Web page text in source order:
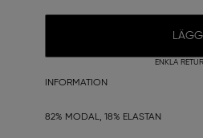
ENKLA
INFORMATION
82% MODAL, 18% ELASTAN